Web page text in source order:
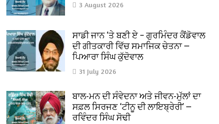
3 August 2026
ਸਾਡੀ ਜਾਨ ‘ਤੇ ਬਣੀ ਏ – ਗੁਰਮਿੰਦਰ ਕੈਂਡੋਵਾਲ
ਦੀ ਗੀਤਕਾਰੀ ਵਿੱਚ ਸਮਾਜਿਕ ਚੇਤਨਾ —
ਪਿਆਰਾ ਸਿੰਘ ਕੁੱਦੋਵਾਲ
31 July 2026
ਬਾਲ-ਮਨ ਦੀ ਸੰਵੇਦਨਾ ਅਤੇ ਜੀਵਨ-ਮੁੱਲਾਂ ਦਾ
ਸਫ਼ਲ ਸਿਰਜਣ ‘ਟੀਨੂ ਦੀ ਲਾਇਬ੍ਰੇਰੀ’ —
ਰਵਿੰਦਰ ਸਿੰਘ ਸੋਢੀ